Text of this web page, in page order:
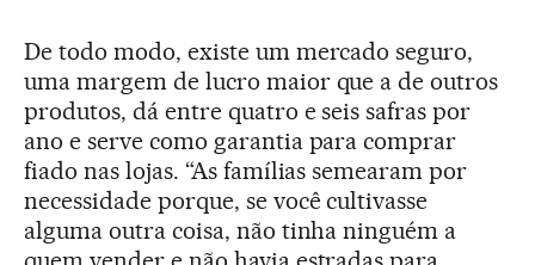
De todo modo, existe um mercado seguro,
uma margem de lucro maior que a de outros
produtos, dá entre quatro e seis safras por
ano e serve como garantia para comprar
fiado nas lojas. “As famílias semearam por
necessidade porque, se você cultivasse
alguma outra coisa, não tinha ninguém a